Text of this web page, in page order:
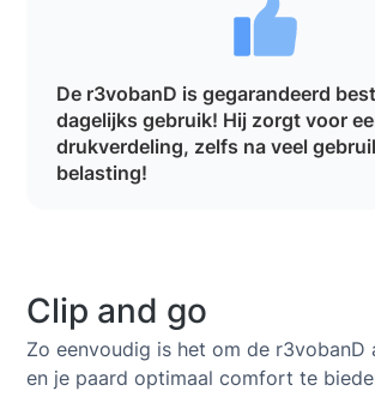
De r3vobanD is gegarandeerd
dagelijks gebruik! Hij zorgt voor
drukverdeling, zelfs na veel
belasting!
Clip and go
Zo eenvoudig is het om de r3vobanD
en je paard optimaal comfort te